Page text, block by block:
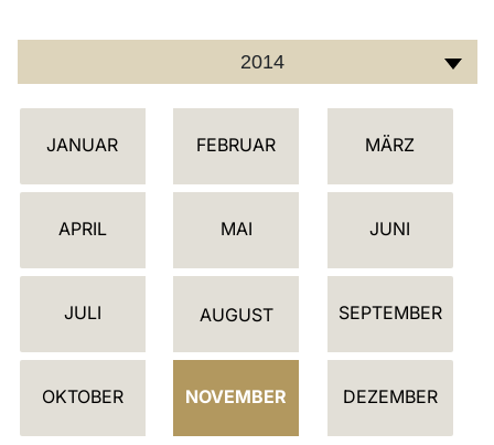
2014
K
L
D
R
JANUAR FEBRUAR MÄRZ
APRIL MAI JUNI
JULI AUGUST SEPTEMBER
OKTOBER NOVEMBER DEZEMBER